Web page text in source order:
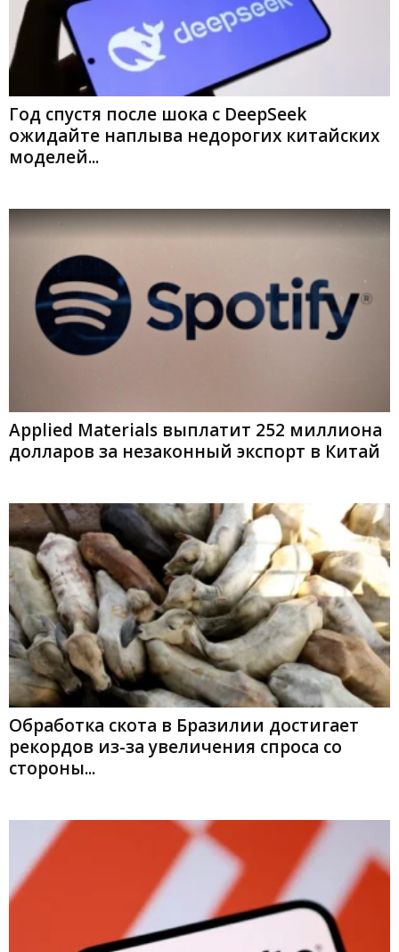
Год спустя после шока с DeepSeek
ожидайте наплыва недорогих китайских
моделей...
Applied Materials выплатит 252 миллиона
долларов за незаконный экспорт в Китай
Обработка скота в Бразилии достигает
рекордов из-за увеличения спроса со
стороны...